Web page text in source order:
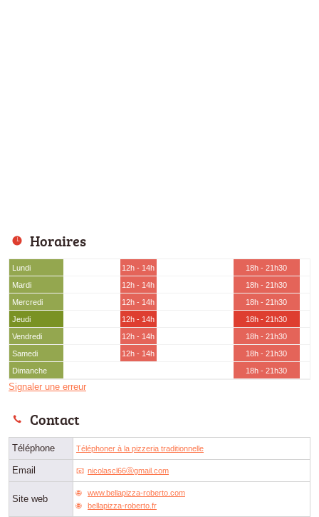
Horaires
Lundi 12h - 14h
18h - 21h30
Mardi
12h - 14h
18h - 21h30
Mercredi
12h - 14h
18h - 21h30
Jeudi
12h - 14h
18h - 21h30
Vendredi
12h - 14h
18h - 21h30
Samedi
12h - 14h
18h - 21h30
Dimanche
18h - 21h30
Signaler une erreur
Contact
Téléphone Téléphoner à la pizzeria traditionnelle
Email nicolascl66ⓐgmail.com
Site web
www.bellapizza-roberto.com
bellapizza-roberto.fr